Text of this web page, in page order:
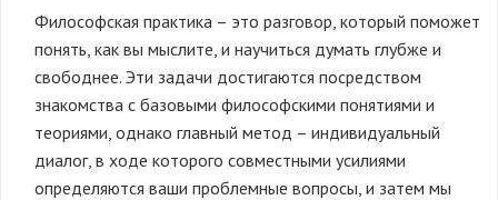
Философская практика – это разговор, который поможет
понять, как вы мыслите, и научиться думать глубже и
свободнее. Эти задачи достигаются посредством
знакомства с базовыми философскими понятиями и
теориями, однако главный метод – индивидуальный
диалог, в ходе которого совместными усилиями
определяются ваши проблемные вопросы, и затем мы